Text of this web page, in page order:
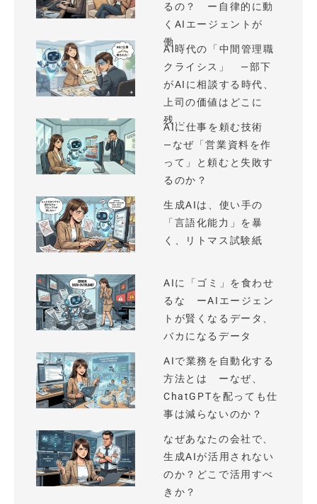
るの？ ー自律的に動
くAIエージェントが
働...
AI時代の「中間管理職
クライシス」 —部下
がAIに相談する時代、
上司の価値はどこに
残...
AIに仕事を頼む技術
—なぜ「営業資料を作
って」と頼むと失敗す
るのか？
生成AIは、使い手の
「言語化能力」を暴
く、リトマス試験紙
AIに「ゴミ」を食わせ
るな ーAIエージェン
トが賢くなるデータ、
バカになるデータ
AIで業務を自動化する
方法とは ーなぜ、
ChatGPTを配っても仕
事は減らないのか？
なぜあなたの会社で、
生成AIが活用されない
のか？どこで活用すべ
きか？